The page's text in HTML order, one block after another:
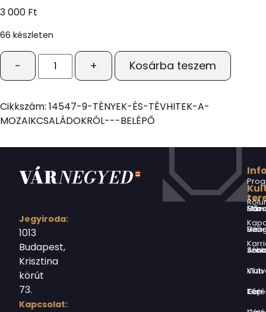
3 000 Ft
66 készleten
- + Kosárba teszem
Cikkszám: 14547-9-TÉNYEK-ÉS-TÉVHITEK-A-
MOZAIKCSALÁDOKRÓL---BELÉPŐ
Jegyiroda:
1013
Budapest,
Krisztina
körút
73.
Kapcsolat:
Márai Sándor Művelődési Ház
Virág Benedek Ház
Jókai Anna
Vízivárosi Klub
Tér-Kép